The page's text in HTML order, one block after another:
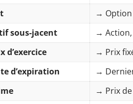
→
sous-jacent
→
d’exercice
→ Prix
d’expiration
→
→ Prix de